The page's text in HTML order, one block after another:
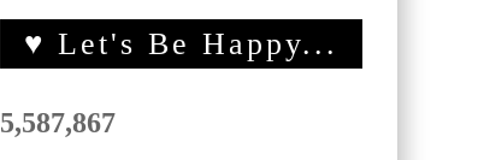
♥ Let's Be Happy...
5,587,867